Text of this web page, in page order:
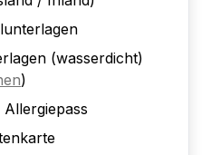
(wasserdicht)
)